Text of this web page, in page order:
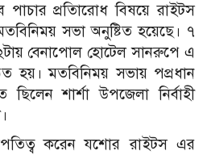
পাচার প্রতিারোধ বিষয়ে রাইটস
সভা অনুষ্টিত হয়েছে। ৭
বেনাপোল হোটেল সানরুপে এ
হয়। মতবিনিময় সভায় পপ্রধান
ছিলেন শার্শা উপজেলা নির্বাহী
করেন যশোর রাইটস এর